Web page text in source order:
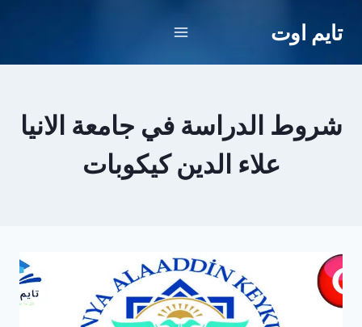
تايم اوت
شروط الدراسة في جامعة الانيا
علاء الدين كيكوبات